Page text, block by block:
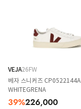
VEJA26FW
베자 스니커즈 CP0522144A
WHITEGRENA
39%226,000